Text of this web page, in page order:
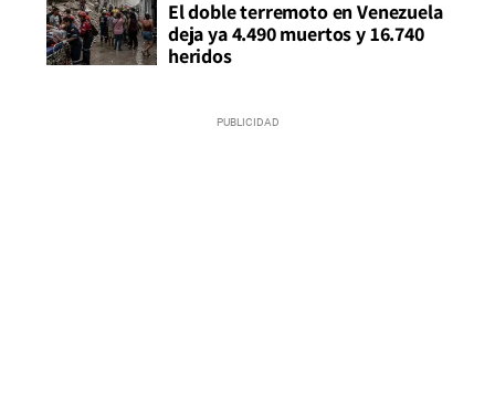
El doble terremoto en Venezuela
deja ya 4.490 muertos y 16.740
heridos